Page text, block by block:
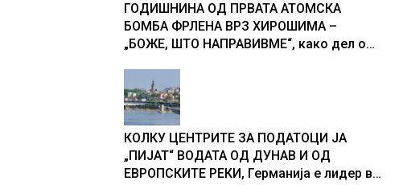
ГОДИШНИНА ОД ПРВАТА АТОМСКА
БОМБА ФРЛЕНА ВРЗ ХИРОШИМА –
„БОЖЕ, ШТО НАПРАВИВМЕ“, како дел од
учесниците во бомбардирањето го
доживуваа овој настан што го промени
текот на историјата
КОЛКУ ЦЕНТРИТЕ ЗА ПОДАТОЦИ ЈА
„ПИЈАТ“ ВОДАТА ОД ДУНАВ И ОД
ЕВРОПСКИТЕ РЕКИ, Германија е лидер во